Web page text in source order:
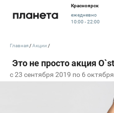
Красноярск
ежедневно
10:00 - 22:00
c 23 сентября 2019 по 6
Главная Акции